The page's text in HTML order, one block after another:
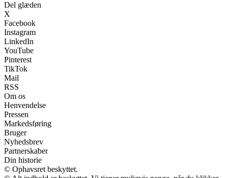
Del glæden
X
Facebook
Instagram
LinkedIn
YouTube
Pinterest
TikTok
Mail
RSS
Om os
Henvendelse
Pressen
Markedsføring
Bruger
Nyhedsbrev
Partnerskaber
Din historie
© Ophavsret beskyttet.